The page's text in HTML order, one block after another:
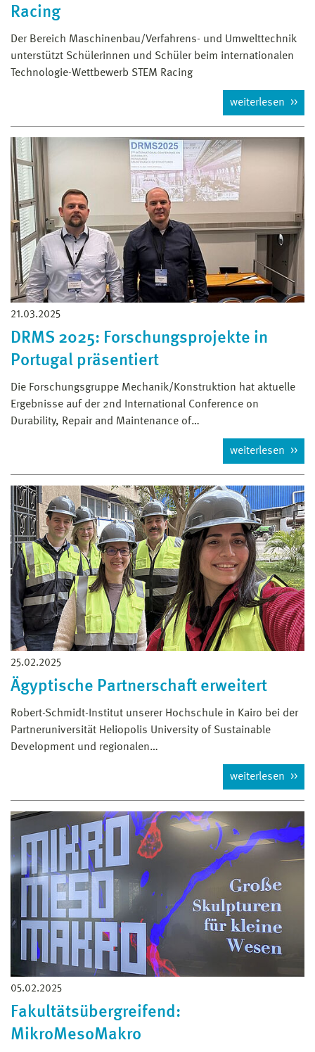
Racing
Der Bereich Maschinenbau/Verfahrens- und Umwelttechnik
unterstützt Schülerinnen und Schüler beim internationalen
Technologie-Wettbewerb STEM Racing
weiterlesen
21.03.2025
DRMS 2025: Forschungsprojekte in
Portugal präsentiert
Die Forschungsgruppe Mechanik/Konstruktion hat aktuelle
Ergebnisse auf der 2nd International Conference on
Durability, Repair and Maintenance of…
weiterlesen
25.02.2025
Ägyptische Partnerschaft erweitert
Robert-Schmidt-Institut unserer Hochschule in Kairo bei der
Partneruniversität Heliopolis University of Sustainable
Development und regionalen…
weiterlesen
05.02.2025
Fakultätsübergreifend:
MikroMesoMakro